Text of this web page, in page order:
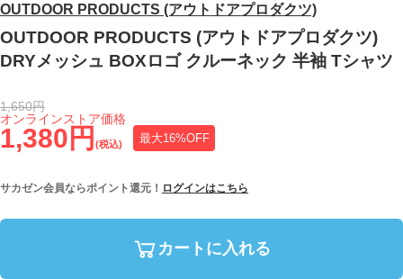
OUTDOOR PRODUCTS (アウトドアプロダクツ)
OUTDOOR PRODUCTS (アウトドアプロダクツ)
DRYメッシュ BOXロゴ クルーネック 半袖 Tシャツ
1,380円 (税込) 最大16%OFF
オンラインストア価格
1,650円
サカゼン会員ならポイント還元！ ログインはこちら
カートに入れる